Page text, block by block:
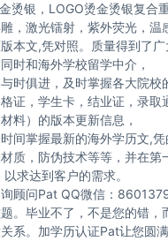
烫银，LOGO烫金烫银复合重
，激光镭射，紫外荧光，温
本文,凭对照。质量得到了
时和海外学校留学中介，
时俱进，及时掌握各大院校
证，学生卡，结业证，录取
料）的版本更新信息，
间掌握最新的海外学历文,
质，防伪技术等等，并在第
求达到客户的需求。
顾问Pat QQ微信：
。毕业不了，不是您的错，
系。加学历认证Pat让您圆